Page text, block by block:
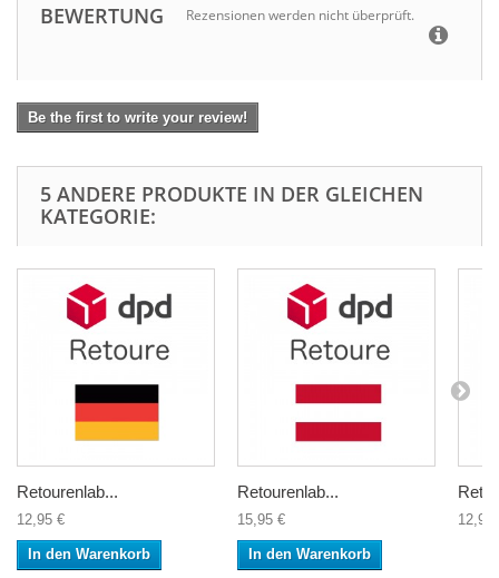
BEWERTUNG Rezensionen werden nicht überprüft.
Be the first to write your review!
5 ANDERE PRODUKTE IN DER GLEICHEN
KATEGORIE:
Retourenlab...
12,95 €
In den Warenkorb
Retourenlab...
15,95 €
In den Warenkorb
12,95